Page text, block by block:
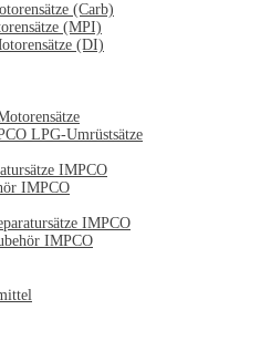
(Carb)
(MPI)
(DI)
LPG-Umrüstsätze
IMPCO
IMPCO
IMPCO
IMPCO